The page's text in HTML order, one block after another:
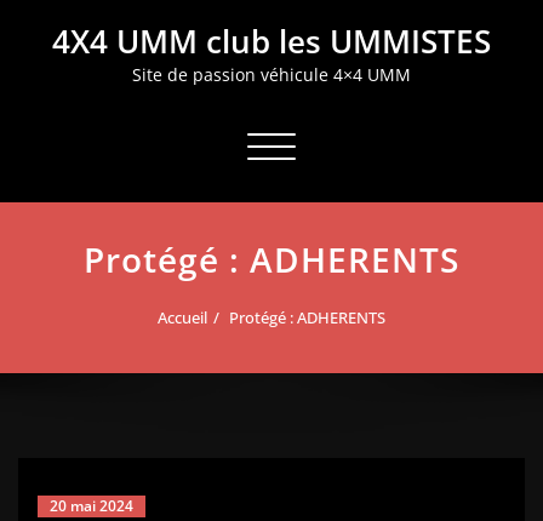
4X4 UMM club les UMMISTES
Site de passion véhicule 4×4 UMM
Afficher/masquer la navigation
Protégé : ADHERENTS
Accueil Protégé : ADHERENTS
20 mai 2024